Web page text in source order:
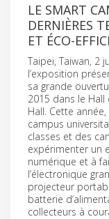
LE SMART
DERNIÈRES
ET ÉCO-
Taipei, Taiwan, 2
l’exposition
sa grande
2015 dans le Hall
Hall. Cette
campus
classes et des
expérimenter un
numérique et à
l’électronique
projecteur
batterie
collecteurs à